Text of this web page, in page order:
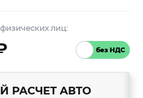
лиц:
РАСЧЕТ АВТО